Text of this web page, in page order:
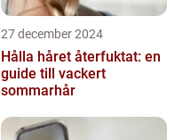
27 december 2024
Hålla håret återfuktat: en
guide till vackert
sommarhår